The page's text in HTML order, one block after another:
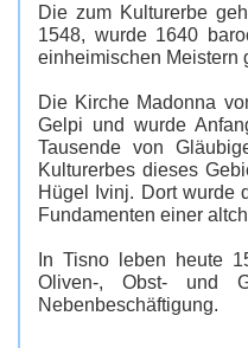
Die zum Kulturerbe
1548, wurde 1640
einheimischen Meistern
Die Kirche Madonna
Gelpi und wurde
Tausende von
Kulturerbes dieses
Hügel Ivinj. Dort wurde
Fundamenten einer
In Tisno leben heute
Oliven-, Obst- und
Nebenbeschäftigung.